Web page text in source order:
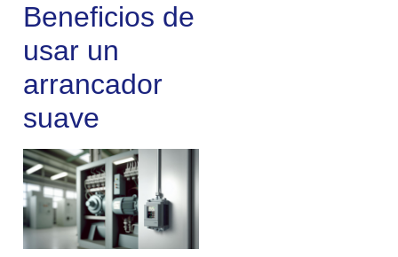
Beneficios de
usar un
arrancador
suave